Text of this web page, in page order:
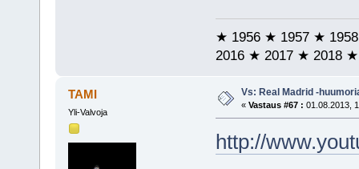
★ 1956 ★ 1957 ★
2016 ★ 2017 ★ 2018 ★
TAMI
Yli-Valvoja
Vs: Real Madrid -
« Vastaus #67 : 01.08.2013,
http://